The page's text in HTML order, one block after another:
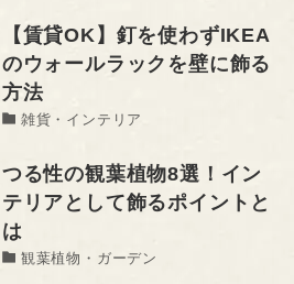
【賃貸OK】釘を使わずIKEA
のウォールラックを壁に飾る
方法
雑貨・インテリア
つる性の観葉植物8選！イン
テリアとして飾るポイントと
は
観葉植物・ガーデン